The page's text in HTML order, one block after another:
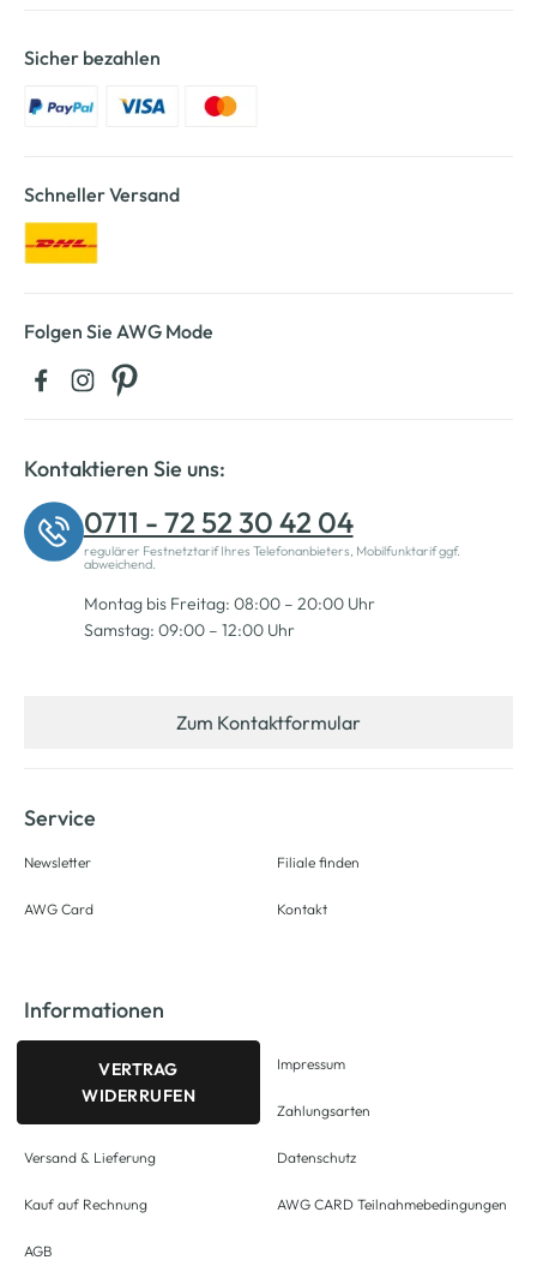
Sicher bezahlen
Schneller Versand
Folgen Sie AWG Mode
Kontaktieren Sie uns:
0711 - 72 52 30 42 04
regulärer Festnetztarif Ihres Telefonanbieters, Mobilfunktarif ggf.
abweichend.
Montag bis Freitag: 08:00 – 20:00 Uhr
Samstag: 09:00 – 12:00 Uhr
Zum Kontaktformular
Service
Newsletter
AWG Card
Filiale finden
Kontakt
Informationen
VERTRAG
WIDERRUFEN
Versand & Lieferung
Kauf auf Rechnung
AGB
Impressum
Zahlungsarten
Datenschutz
AWG CARD Teilnahmebedingungen